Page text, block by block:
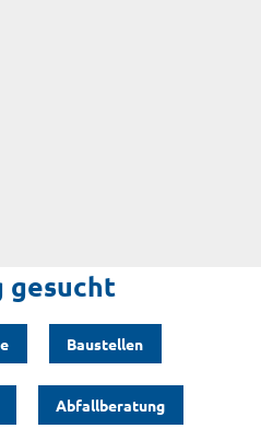
gesucht
Baustellen
Abfallberatung